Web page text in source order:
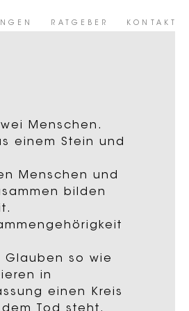
RATGEBER KONTAKT
Menschen.
einem Stein und
Menschen und
bilden
Glauben so wie
in
einen Kreis